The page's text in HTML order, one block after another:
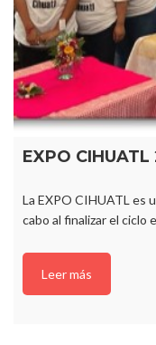
EXPO
La EXPO CIHUATL es
cabo al finalizar el ciclo
Leer más